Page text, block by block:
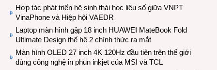
Hợp tác phát triển hệ sinh thái học liệu số giữa VNPT
VinaPhone và Hiệp hội VAEDR
Laptop màn hình gập 18 inch HUAWEI MateBook Fold
Ultimate Design thế hệ 2 chính thức ra mắt
Màn hình OLED 27 inch 4K 120Hz đầu tiên trên thế giới
dùng công nghệ in phun inkjet của MSI và TCL